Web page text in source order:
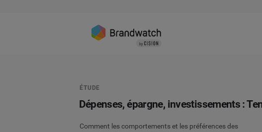
ÉTUDE
Dépenses, épargne, investissements :
Comment les comportements et les préférences des